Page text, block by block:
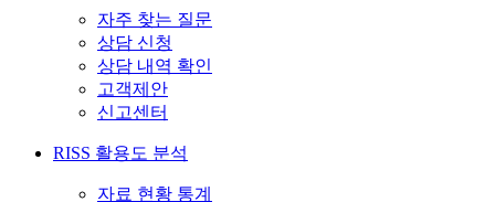
자주 찾는 질문
상담 신청
상담 내역 확인
고객제안
신고센터
RISS 활용도 분석
자료 현황 통계